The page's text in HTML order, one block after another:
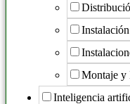
Montaje y
Inteligencia